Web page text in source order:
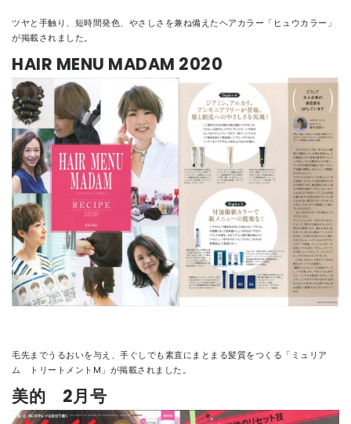
ツヤと手触り、短時間発色、やさしさを兼ね備えたヘアカラー「ヒュウカラー」
が掲載されました。
HAIR MENU MADAM 2020
毛先までうるおいを与え、手ぐしでも素直にまとまる髪質をつくる「ミュリア
ム トリートメントM」が掲載されました。
美的 2月号
CONTACT